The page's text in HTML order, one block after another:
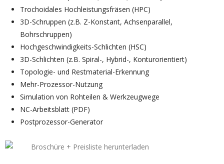
Trochoidales Hochleistungsfräsen (HPC)
3D-Schruppen (z.B. Z-Konstant, Achsenparallel,
Bohrschruppen)
Hochgeschwindigkeits-Schlichten (HSC)
3D-Schlichten (z.B. Spiral-, Hybrid-, Konturorientiert)
Topologie- und Restmaterial-Erkennung
Mehr-Prozessor-Nutzung
Simulation von Rohteilen & Werkzeugwege
NC-Arbeitsblatt (PDF)
Postprozessor-Generator
Broschüre + Preisliste herunterladen